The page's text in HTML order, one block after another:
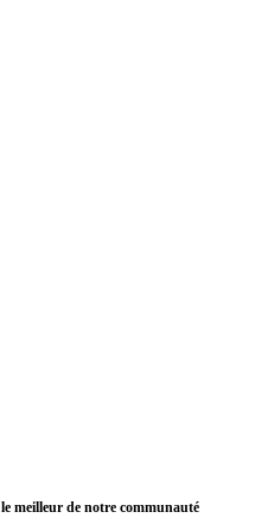
08:21 - 2022/11/08
meilleur de notre communauté